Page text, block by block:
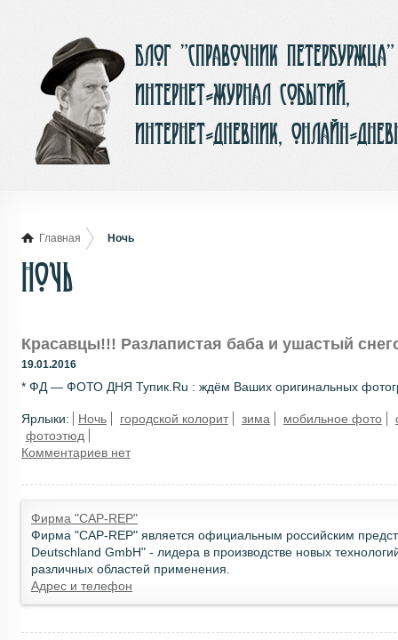
Блог ”Справочник Петербуржца”
интернет-журнал событий,
интернет-дневник, онлайн-
Главная Ночь
Ночь
Красавцы!!! Разлапистая баба и ушастый
19.01.2016
* ФД — ФОТО ДНЯ Тупик.Ru : ждём Ваших оригинальных
Ярлыки: Ночь городской колорит зима мобильное фото
фотоэтюд
Комментариев нет
Фирма "CAP-REP"
Фирма "CAP-REP" является официальным российским
Deutschland GmbH" - лидера в производстве новых
различных областей применения.
Адрес и телефон